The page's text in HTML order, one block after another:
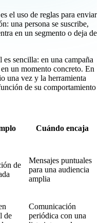
el uso de reglas para enviar
una persona se suscribe,
en un segmento o deja de
sencilla: en una campaña
un momento concreto. En
una vez y la herramienta
de su comportamiento
Cuándo encaja
de
Mensajes puntuales
para una audiencia
amplia
de
Comunicación
periódica con una